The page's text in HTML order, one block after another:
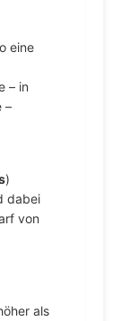
eine
– in
–
)
dabei
von
als